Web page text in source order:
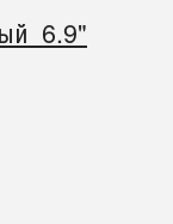
6.9"